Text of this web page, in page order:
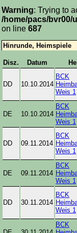
Warning: Trying to
/home/pacs/bvr00/
on line 687
Hinrunde, Heimspiele
Disz. Datum
DD 10.10.2014
BCK
Weis 1
DE 10.10.2014
BCK
Weis 1
DD 09.11.2014
BCK
Weis 1
DE 09.11.2014
BCK
Weis 1
DD 30.11.2014
BCK
Weis 1
BCK